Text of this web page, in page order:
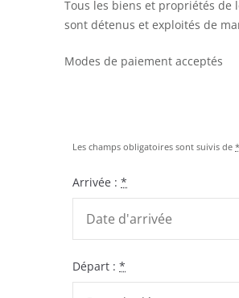
Tous les biens et propriétés de
sont détenus et exploités de
Modes de paiement acceptés
Les champs obligatoires sont suivis de *
Arrivée : *
Départ : *